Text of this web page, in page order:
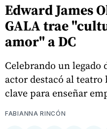
Edward James
GALA trae
amor" a DC
Celebrando un legado
actor destacó al
clave para enseñar
FABIANNA RINCÓN